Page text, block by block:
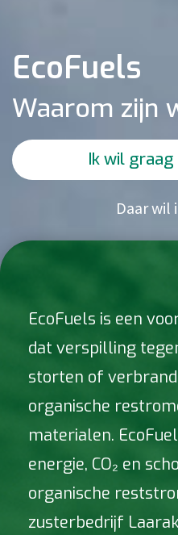
EcoFuels
Waarom zijn
Ik wil graag
Daar wil
EcoFuels is een
dat verspilling
storten of
organische
materialen.
energie, CO₂ en
organische
zusterbedrijf